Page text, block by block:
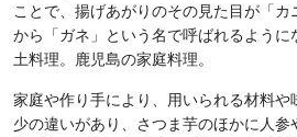
ことで、揚げあがりのその見た目が「カ
から「ガネ」という名で呼ばれるよう
土料理。鹿児島の家庭料理。
家庭や作り手により、用いられる材料や
少の違いがあり、さつま芋のほかに人